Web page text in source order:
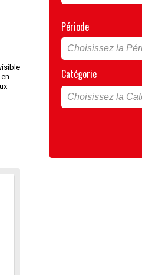
Période
Catégorie